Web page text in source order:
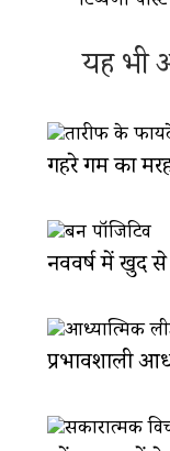
यह भी